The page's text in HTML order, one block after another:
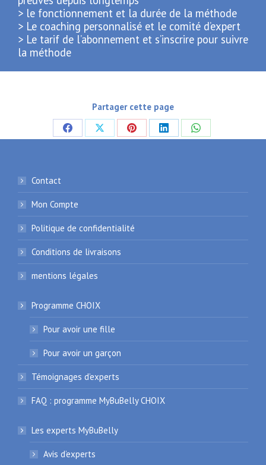
> le fonctionnement et la durée de la méthode
> Le coaching personnalisé et le comité d’expert
> Le tarif de l’abonnement et s’inscrire pour suivre
la méthode
Partager cette page
PartagerPartagerPartagerPartagerPartager
Contact
Mon Compte
Politique de confidentialité
Conditions de livraisons
mentions légales
Programme CHOIX
Pour avoir une fille
Pour avoir un garçon
Témoignages d’experts
FAQ : programme MyBuBelly CHOIX
Les experts MyBuBelly
Avis d’experts